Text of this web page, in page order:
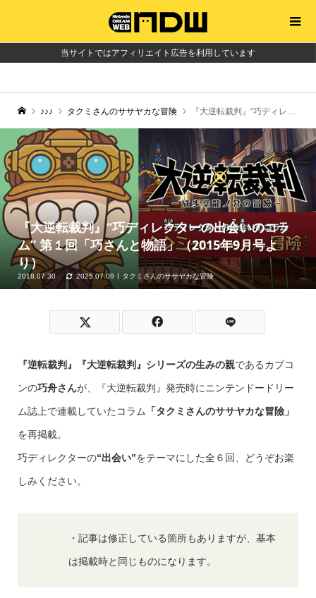
当サイトではアフィリエイト広告を利用しています
♪♪♪ タクミさんのササヤカな冒険 『大逆転裁判』“巧ディレクターの出会いのコラム” 第１回「巧さんと物語」（2015年9月号より）
『大逆転裁判』“巧ディレクターの出会いのコラ
ム” 第１回「巧さんと物語」（2015年9月号よ
り）
2018.07.30 2025.07.09 タクミさんのササヤカな冒険
『逆転裁判』『大逆転裁判』シリーズの生みの親であるカプコ
ンの巧舟さんが、『大逆転裁判』発売時にニンテンドードリー
ム誌上で連載していたコラム 「タクミさんのササヤカな冒險」
を再掲載。
巧ディレクターの“出会い”をテーマにした全６回、どうぞお楽
しみください。
・記事は修正している箇所もありますが、基本
は掲載時と同じものになります。